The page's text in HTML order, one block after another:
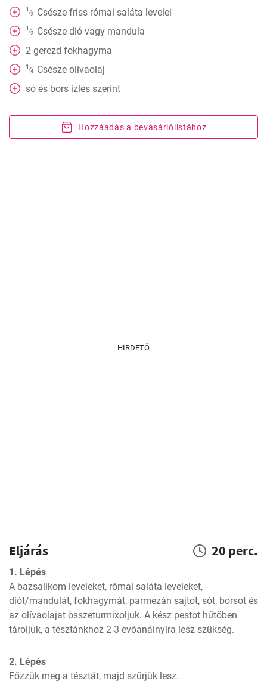
1⁄2 Csésze friss római saláta levelei
1⁄2 Csésze dió vagy mandula
2 gerezd fokhagyma
1⁄4 Csésze olívaolaj
só és bors ízlés szerint
Hozzáadás a bevásárlólistához
HIRDETŐ
Eljárás 20 perc.
1. Lépés
A bazsalikom leveleket, római saláta leveleket,
diót/mandulát, fokhagymát, parmezán sajtot, sót, borsot és
az olívaolajat összeturmixoljuk. A kész pestot hűtőben
tároljuk, a tésztánkhoz 2-3 evőanálnyira lesz szükség.
2. Lépés
Főzzük meg a tésztát, majd szűrjük lesz.